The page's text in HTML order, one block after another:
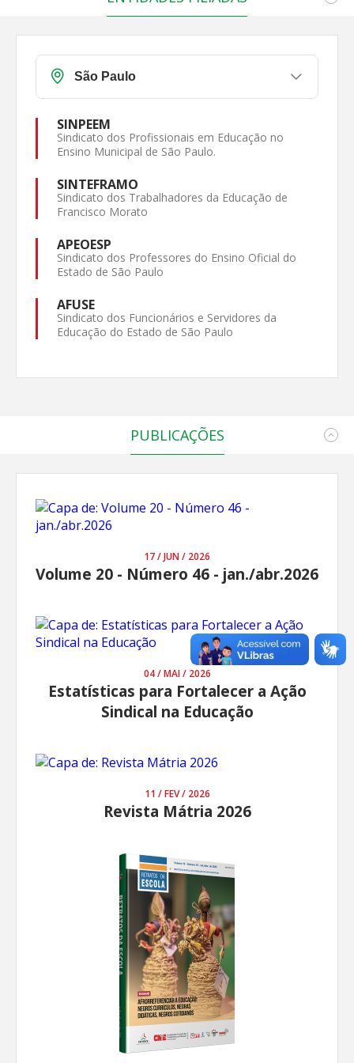
SINPEEM
Sindicato dos Profissionais em Educação no
Ensino Municipal de São Paulo.
SINTEFRAMO
Sindicato dos Trabalhadores da Educação de
Francisco Morato
APEOESP
Sindicato dos Professores do Ensino Oficial do
Estado de São Paulo
AFUSE
Sindicato dos Funcionários e Servidores da
Educação do Estado de São Paulo
PUBLICAÇÕES
17 / JUN / 2026
Volume 20 - Número 46 - jan./abr.2026
04 / MAI / 2026
Estatísticas para Fortalecer a Ação
Sindical na Educação
11 / FEV / 2026
Revista Mátria 2026